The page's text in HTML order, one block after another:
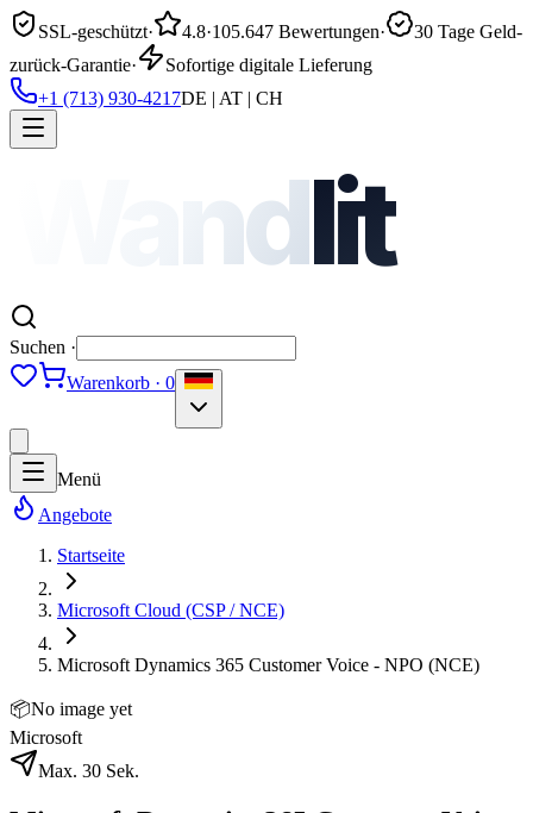
SSL-geschützt· 4.8·105.647 Bewertungen·
30 Tage Geld-
zurück-Garantie·
Sofortige digitale Lieferung
+1 (713) 930-4217DE | AT | CH
Wandlit
Suchen ·
Warenkorb · 0
Menü
Angebote
Startseite
Microsoft Cloud (CSP / NCE)
Microsoft Dynamics 365 Customer Voice - NPO (NCE)
📦No image yet
Microsoft
Max. 30 Sek.